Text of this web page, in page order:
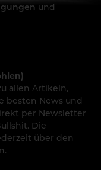
und
allen Artikeln,
besten News und
per Newsletter
Die
über den